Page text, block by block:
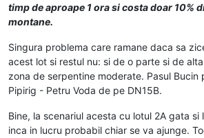
timp de aproape 1 ora si costa doar 10%
montane.
Singura problema care ramane daca sa
acest lot si restul nu: si de o parte si de
zona de serpentine moderate. Pasul Bucin
Pipirig - Petru Voda de pe DN15B.
Bine, la scenariul acesta cu lotul 2A gata si
inca in lucru probabil chiar se va ajunge.